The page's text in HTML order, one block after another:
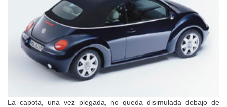
La capota, una vez plegada, no queda disimulada debajo de